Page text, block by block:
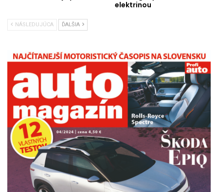
elektrinou
NÁSLEDUJÚCA ĎALŠIA